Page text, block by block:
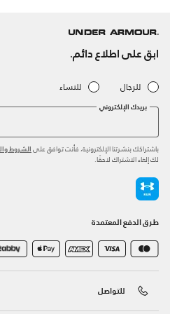
ابق على اطلاع دائم.
للرجال للنساء
بريدك الإلكتروني
باشتراكك بنشرتنا الإلكترونية، فأنت توافق على الشروط
لك إلغاء الاشتراك لاحقًا.
طرق الدفع المعتمدة
للتواصل